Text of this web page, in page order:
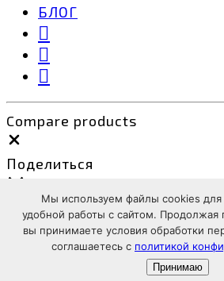
СравнитьКорзина
5 Избранное
3
БЛОГ
Compare products
Поделиться
Копировать ссылку
Копировать
Мы используем файлы cookies
удобной работы с сайтом. Продолжая
вы принимаете условия обработки
соглашаетесь с политикой
Принимаю